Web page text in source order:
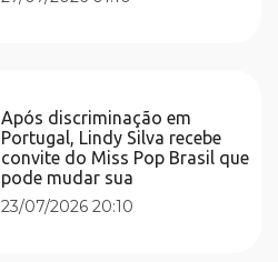
Após discriminação em
Portugal, Lindy Silva recebe
convite do Miss Pop Brasil que
pode mudar sua
23/07/2026 20:10